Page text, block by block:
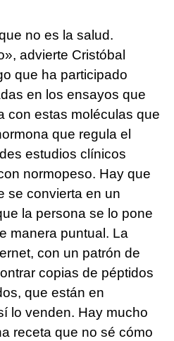
no es la salud.
advierte Cristóbal
que ha participado
en los ensayos que
con estas moléculas que
que regula el
estudios clínicos
normopeso. Hay que
se convierta en un
la persona se lo pone
manera puntual. La
con un patrón de
copias de péptidos
que están en
lo venden. Hay mucho
receta que no sé cómo